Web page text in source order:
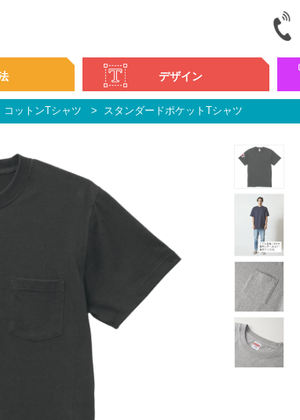
デザイン
デザイン集
書体一覧
コットンTシャツ スタンダードポケットTシャツ